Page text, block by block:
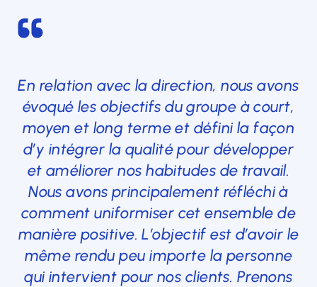
En relation avec la direction, nous avons
évoqué les objectifs du groupe à court,
moyen et long terme et défini la façon
d’y intégrer la qualité pour développer
et améliorer nos habitudes de travail.
Nous avons principalement réfléchi à
comment uniformiser cet ensemble de
manière positive. L’objectif est d’avoir le
même rendu peu importe la personne
qui intervient pour nos clients. Prenons